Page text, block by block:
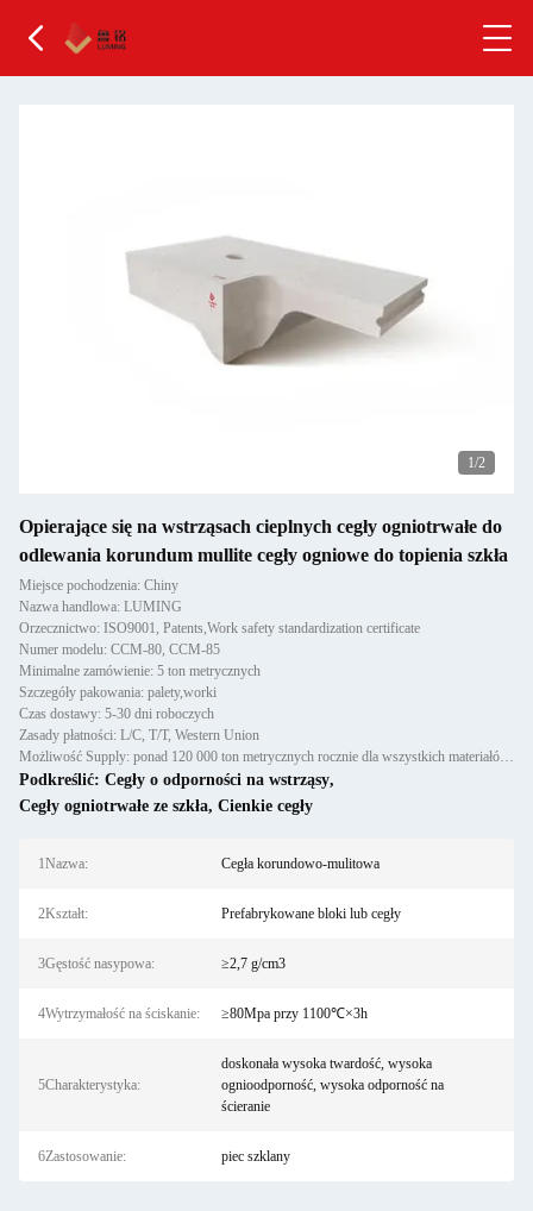
2/2
Opierające się na wstrząsach cieplnych cegły ogniotrwałe do
odlewania korundum mullite cegły ogniowe do topienia szkła
Miejsce pochodzenia: Chiny
Nazwa handlowa: LUMING
Orzecznictwo: ISO9001, Patents,Work safety standardization certificate
Numer modelu: CCM-80, CCM-85
Minimalne zamówienie: 5 ton metrycznych
Szczegóły pakowania: palety,worki
Czas dostawy: 5-30 dni roboczych
Zasady płatności: L/C, T/T, Western Union
Możliwość Supply: ponad 120 000 ton metrycznych rocznie dla wszystkich materiałów ogniotrwałych: odlewów, prefabrykató
Podkreślić: Cegły o odporności na wstrząsy,
Cegły ogniotrwałe ze szkła, Cienkie cegły
1Nazwa: Cegła korundowo-mulitowa
2Kształt: Prefabrykowane bloki lub cegły
3Gęstość nasypowa: ≥2,7 g/cm3
4Wytrzymałość na ściskanie: ≥80Mpa przy 1100℃×3h
5Charakterystyka:
doskonała wysoka twardość, wysoka
ognioodporność, wysoka odporność na
ścieranie
6Zastosowanie: piec szklany